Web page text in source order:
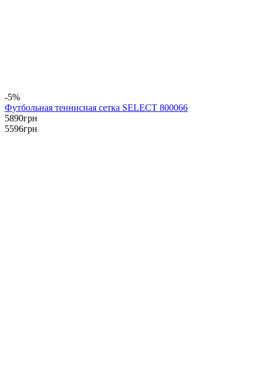
-5%
Футбольная теннисная сетка SELECT 800066
5890грн
5596грн